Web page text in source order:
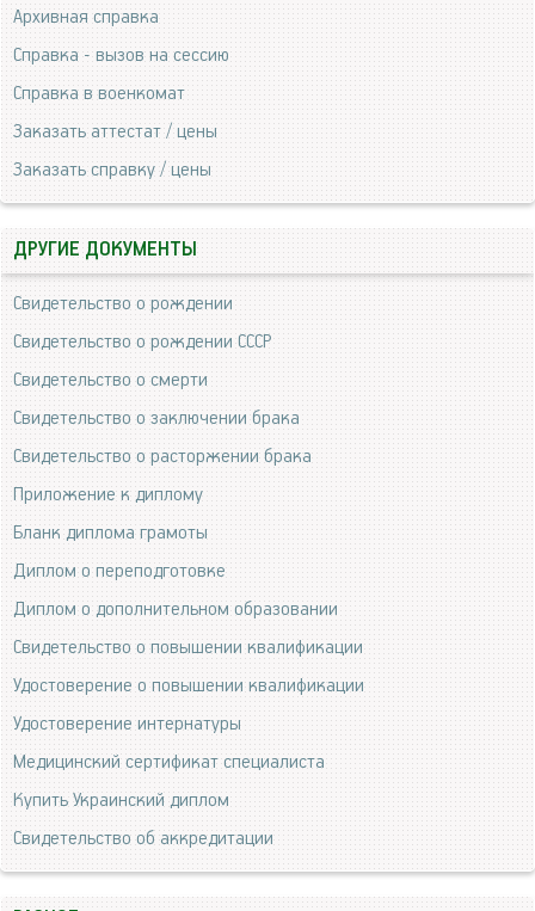
Архивная справка
Справка - вызов на сессию
Справка в военкомат
Заказать аттестат / цены
Заказать справку / цены
ДРУГИЕ ДОКУМЕНТЫ
Свидетельство о рождении
Свидетельство о рождении СССР
Свидетельство о смерти
Свидетельство о заключении брака
Свидетельство о расторжении брака
Приложение к диплому
Бланк диплома грамоты
Диплом о переподготовке
Диплом о дополнительном образовании
Свидетельство о повышении квалификации
Удостоверение о повышении квалификации
Удостоверение интернатуры
Медицинский сертификат специалиста
Купить Украинский диплом
Свидетельство об аккредитации